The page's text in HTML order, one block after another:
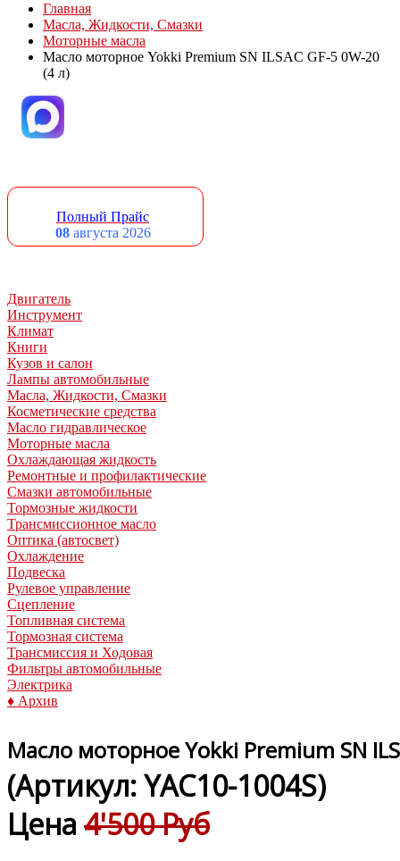
Главная
Масла, Жидкости, Смазки
Моторные масла
Масло моторное Yokki Premium SN ILSAC GF-5 0W-20
(4 л)
Полный Прайс
08августа 2026
Двигатель
Инструмент
Климат
Книги
Кузов и салон
Лампы автомобильные
Масла, Жидкости, Смазки
Косметические средства
Масло гидравлическое
Моторные масла
Охлаждающая жидкость
Ремонтные и профилактические
Смазки автомобильные
Тормозные жидкости
Трансмиссионное масло
Оптика (автосвет)
Охлаждение
Подвеска
Рулевое управление
Сцепление
Топливная система
Тормозная система
Трансмиссия и Ходовая
Фильтры автомобильные
Электрика
♦ Архив
Масло моторное Yokki Premium SN
(Артикул:YAC10-1004S)
Цена 4'500 Руб